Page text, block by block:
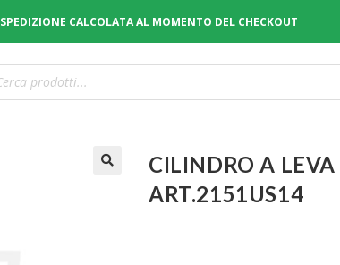
SPEDIZIONE CALCOLATA AL MOMENTO DEL CHECKOUT
CILINDRO A
ART.2151US14